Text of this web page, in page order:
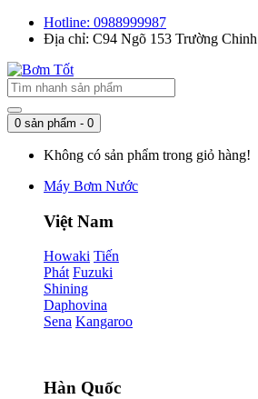
Hotline: 0988999987
Địa chỉ: C94 Ngõ 153 Trường
0 sản phẩm - 0
Không có sản phẩm trong giỏ hàng!
Máy Bơm Nước
Việt Nam
Howaki Tiến
Phát Fuzuki
Shining
Daphovina
Sena Kangaroo
Hàn Quốc